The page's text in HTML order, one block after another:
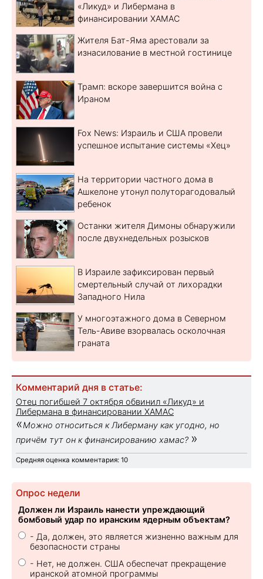
«Ликуд» и Либермана в
финансировании ХАМАС
Жителя Бат-Яма арестовали за
изнасилование в местной гостинице
Трамп: вскоре завершится война с
Ираном
Fox News: Израиль и США провели
успешное испытание системы «Хец»
На территории частного дома в
Ашкелоне утонул полуторагодовалый
ребенок
Останки жителя Димоны обнаружили
после двухнедельных розысков
В Израиле зафиксирован первый
смертельный случай от лихорадки
Западного Нила
У многоэтажного дома в Северном
Тель-Авиве взорвалась осколочная
граната
Комментарий дня в статье:
Отец погибшей 7 октября обвинил «Ликуд» и
Либермана в финансировании ХАМАС
«Можно относиться к Либерману как угодно, но
причём тут он к финансированию хамас? »
Средняя оценка комментария: 10
Опрос недели
Должен ли Израиль нанести упреждающий
бомбовый удар по иранским ядерным объектам?
- Да, должен, это является жизненно важным для
безопасности страны
- Нет, не должен. США обеспечат прекращение
иранской атомной программы